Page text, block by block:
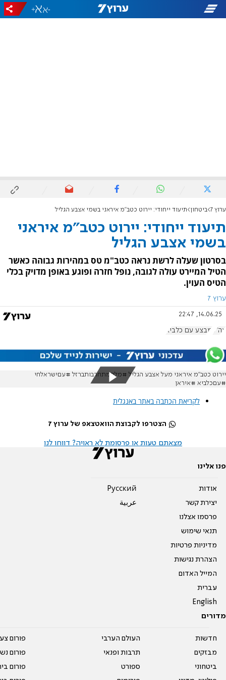
-
+
ערוץ 7 ביטחון תיעוד ייחודי: יירוט כטב"מ איראני בשמי אצבע הגליל
תיעוד ייחודי: יירוט כטב"מ איראני
בשמי אצבע הגליל
בסרטון שעלה לרשת נראה כטב"מ טס במהירות גבוהה כאשר
הטיל המיירט עולה לגובה, נופל חזרה ופוגע באופן מדויק בכלי
הטיס העוין.
ערוץ 7
14.06.25, 22:47
צה"ל מבצע עם כלביא
יירוט כטב״מ איראני מעל אצבע הגליל #מלחמתחרבותברזל #עםישראלחי
#עםכלביא #איראן
לקריאת הכתבה באתר באנגלית
הצטרפו לקבוצת הוואטצאפ של ערוץ 7
מצאתם טעות או פרסומת לא ראויה? דווחו לנו
פנו אלינו
אודות
יצירת קשר
פרסמו אצלנו
תנאי שימוש
מדיניות פרטיות
הצהרת נגישות
המייל האדום
עברית
English
Pусский
عربية
מדורים
חדשות
מבזקים
ביטחוני
העולם הערבי
תרבות ופנאי
ספורט
פורום
פורום
פורום